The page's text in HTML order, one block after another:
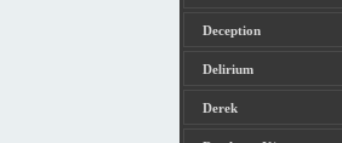
Deception
Delirium
Derek